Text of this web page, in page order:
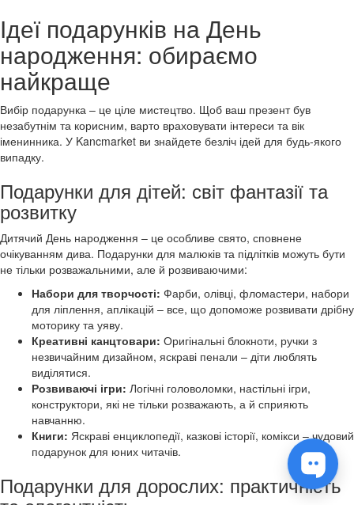
Ідеї подарунків на День
народження: обираємо
найкраще
Вибір подарунка – це ціле мистецтво. Щоб ваш презент був
незабутнім та корисним, варто враховувати інтереси та вік
іменинника. У Kancmarket ви знайдете безліч ідей для будь-якого
випадку.
Подарунки для дітей: світ фантазії та
розвитку
Дитячий День народження – це особливе свято, сповнене
очікуванням дива. Подарунки для малюків та підлітків можуть бути
не тільки розважальними, але й розвиваючими:
Набори для творчості: Фарби, олівці, фломастери, набори
для ліплення, аплікацій – все, що допоможе розвивати дрібну
моторику та уяву.
Креативні канцтовари: Оригінальні блокноти, ручки з
незвичайним дизайном, яскраві пенали – діти люблять
виділятися.
Розвиваючі ігри: Логічні головоломки, настільні ігри,
конструктори, які не тільки розважають, а й сприяють
навчанню.
Книги: Яскраві енциклопедії, казкові історії, комікси – чудовий
подарунок для юних читачів.
Подарунки для дорослих: практичність